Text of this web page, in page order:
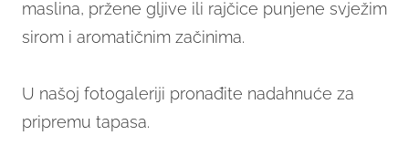
maslina, pržene gljive ili rajčice punjene svježim
sirom i aromatičnim začinima.
U našoj fotogaleriji pronađite nadahnuće za
pripremu tapasa.